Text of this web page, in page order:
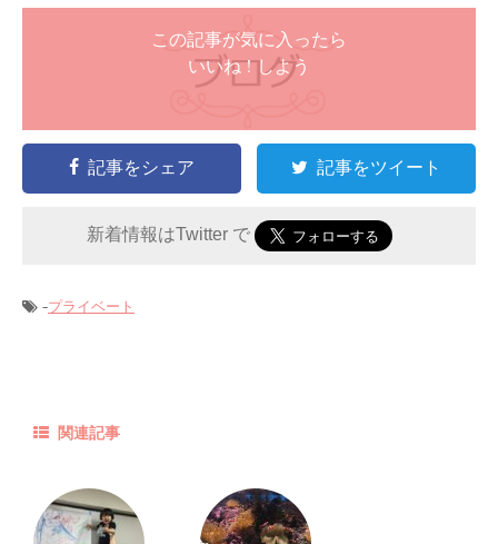
この記事が気に入ったら
いいね ! しよう
記事をシェア 記事をツイート
新着情報はTwitter で
-プライベート
関連記事